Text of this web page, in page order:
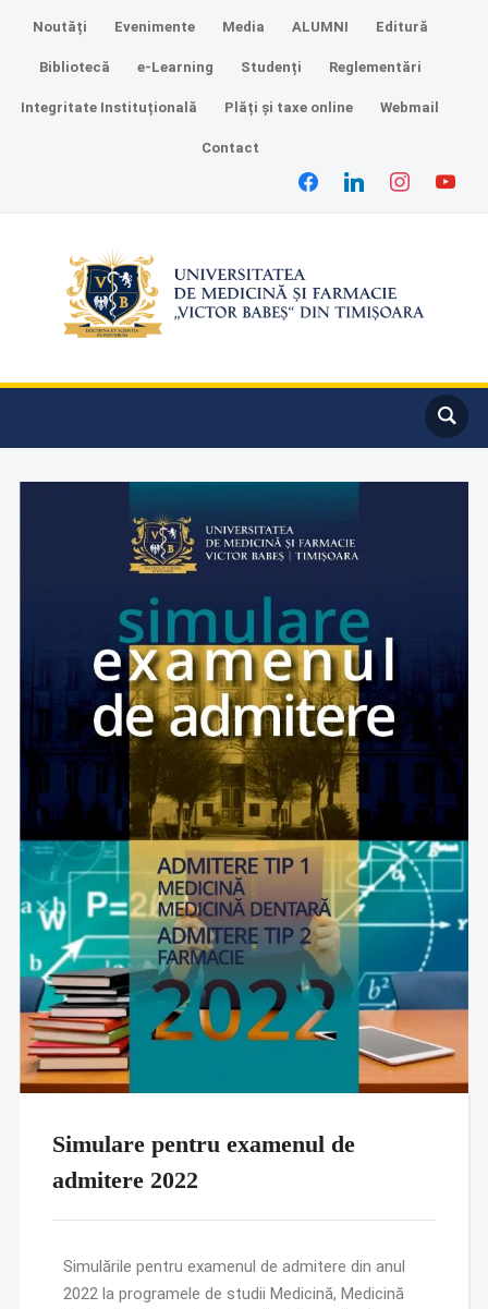
Noutăți Evenimente Media ALUMNI Editură
Bibliotecă e-Learning Studenți Reglementări
Integritate Instituțională Plăți și taxe online Webmail
Contact
Simulare pentru examenul de
admitere 2022
Simulările pentru examenul de admitere din anul
2022 la programele de studii Medicină, Medicină